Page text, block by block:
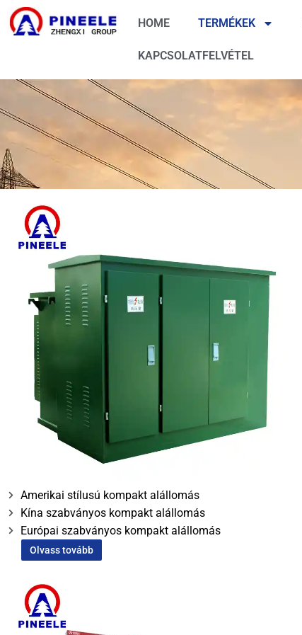
HOME TERMÉKEK
KAPCSOLATFELVÉTEL
Amerikai stílusú kompakt alállomás
Kína szabványos kompakt alállomás
Európai szabványos kompakt alállomás
Olvass tovább